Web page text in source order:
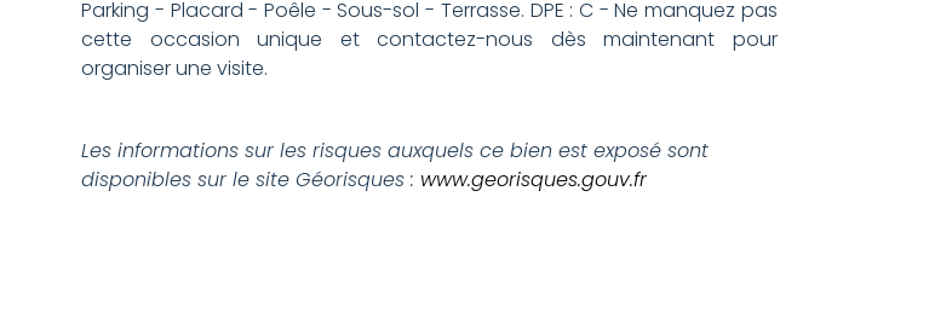
Parking - Placard - Poêle - Sous-sol - Terrasse. DPE : C - Ne manquez pas
cette occasion unique et contactez-nous dès maintenant pour
organiser une visite.
Les informations sur les risques auxquels ce bien est exposé sont
disponibles sur le site Géorisques : www.georisques.gouv.fr